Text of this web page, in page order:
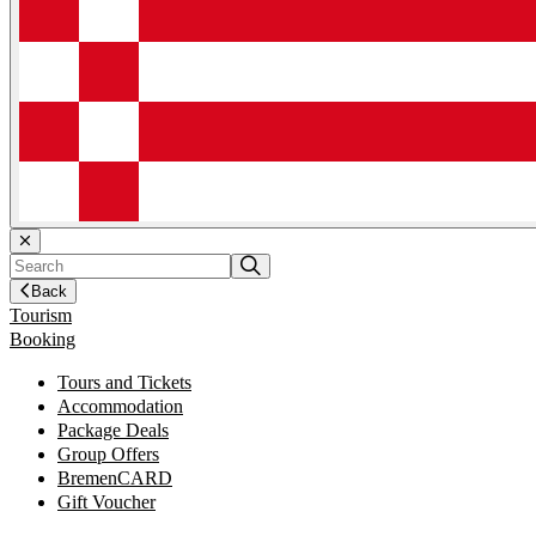
Back
Tourism
Booking
Tours and Tickets
Accommodation
Package Deals
Group Offers
BremenCARD
Gift Voucher